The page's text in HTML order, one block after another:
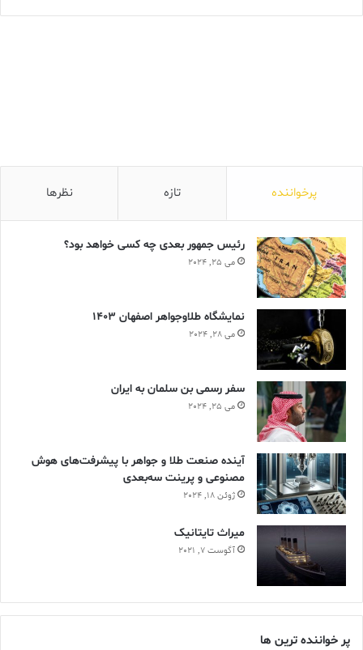
پرخواننده تازه نظرها
رئیس جمهور بعدی چه کسی خواهد بود؟
می 25, 2024
نمایشگاه طلاوجواهر اصفهان 1403
می 28, 2024
سفر رسمی بن سلمان به ایران
می 25, 2024
آینده صنعت طلا و جواهر با پیشرفت‌های هوش
مصنوعی و پرینت سه‌بعدی
ژوئن 18, 2024
ميراث تايتانيک
آگوست 7, 2021
پر خواننده ترین ها